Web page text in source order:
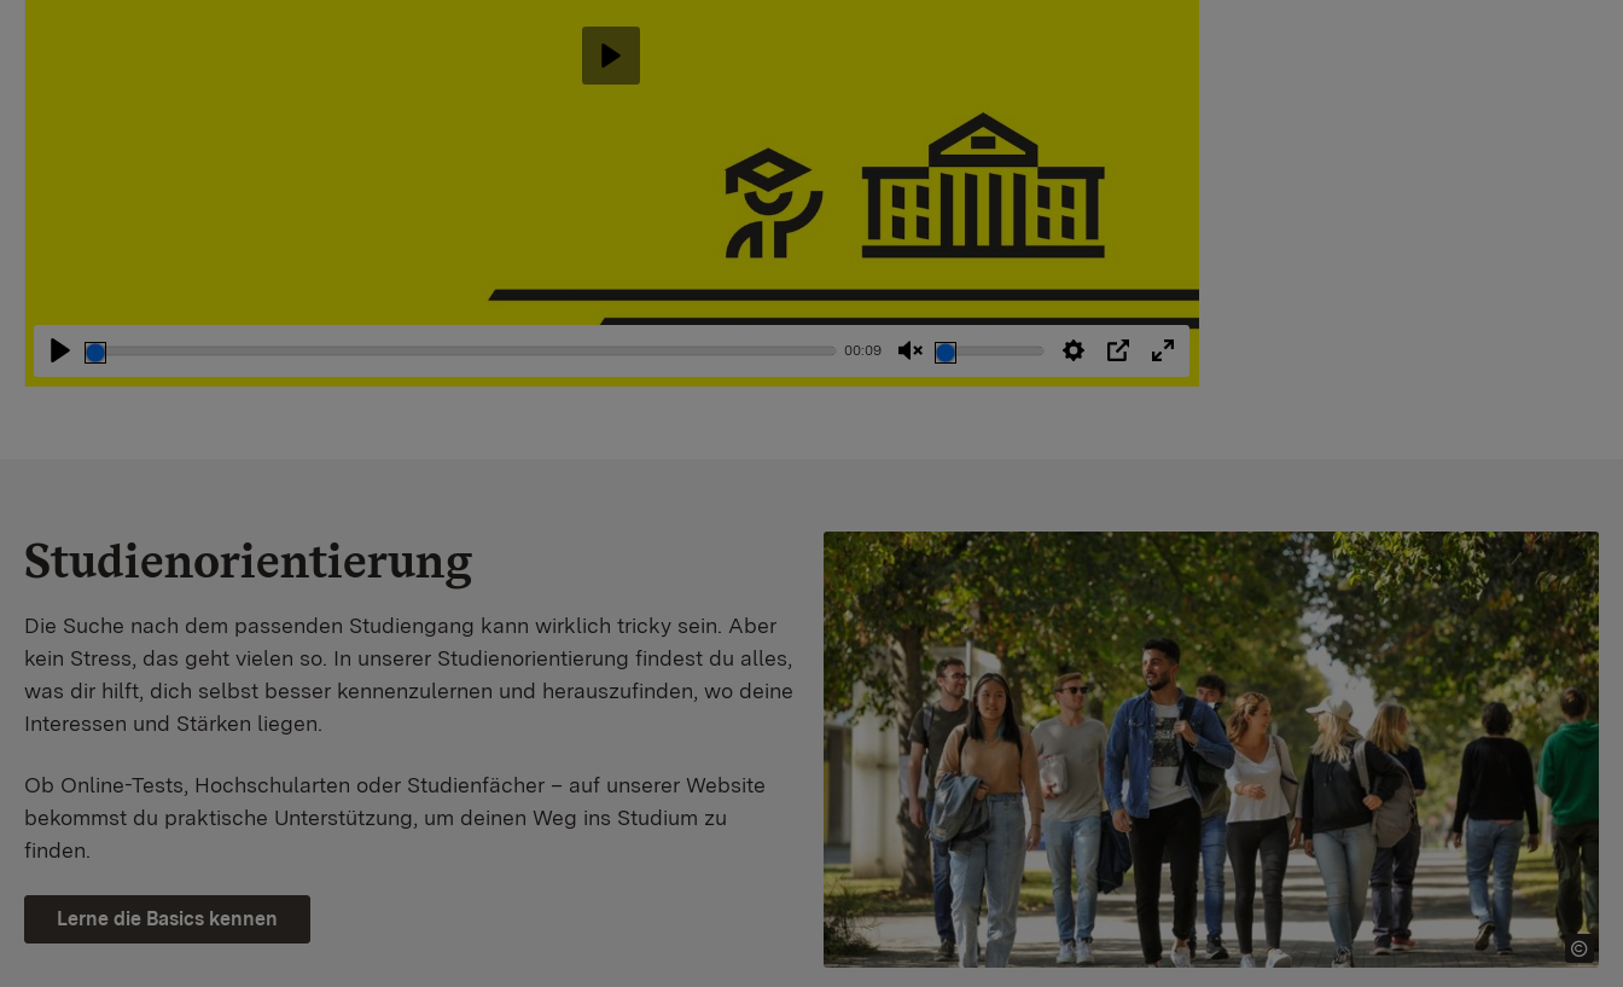
Abspielen
00:09
StummschaltungEinstellungen
PIP Vollbild
Abspielen
Studienorientierung
Die Suche nach dem passenden Studiengang kann wirklich tricky sein. Aber
kein Stress, das geht vielen so. In unserer Studienorientierung findest du alles,
was dir hilft, dich selbst besser kennenzulernen und herauszufinden, wo deine
Interessen und Stärken liegen.
Ob Online-Tests, Hochschularten oder Studienfächer – auf unserer Website
bekommst du praktische Unterstützung, um deinen Weg ins Studium zu
finden.
Lerne die Basics kennen